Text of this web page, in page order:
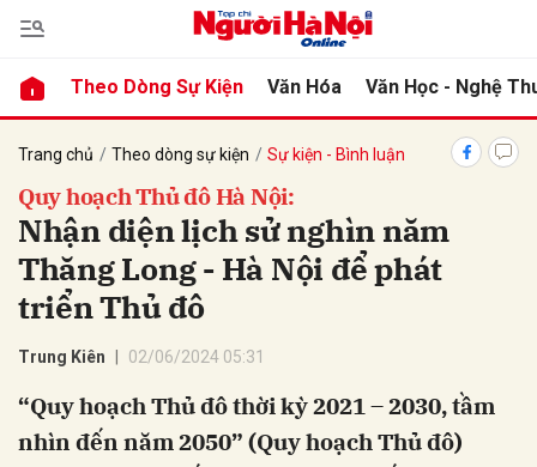
Theo Dòng Sự Kiện Văn Hóa Văn Học - Nghệ
Trang chủ Theo dòng sự kiện Sự kiện - Bình luận
Quy hoạch Thủ đô Hà Nội:
Nhận diện lịch sử nghìn năm
Thăng Long - Hà Nội để phát
triển Thủ đô
Trung Kiên 02/06/2024 05:31
“Quy hoạch Thủ đô thời kỳ 2021 – 2030, tầm
nhìn đến năm 2050” (Quy hoạch Thủ đô)
luận
Hủy